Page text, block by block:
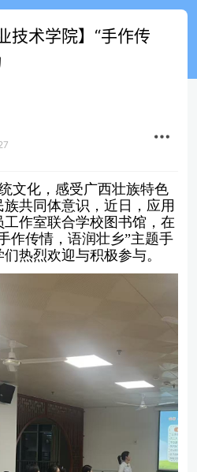
技术学院】“手作传
文化，感受广西壮族特色
共同体意识，近日，应用
作室联合学校图书馆，在
作传情，语润壮乡”主题手
热烈欢迎与积极参与。